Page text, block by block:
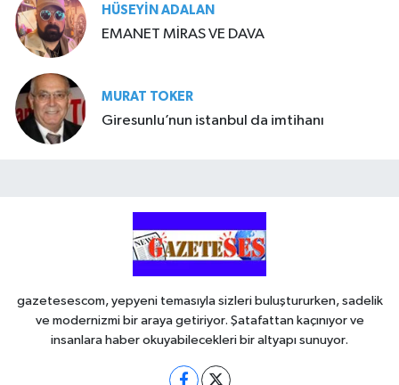
HÜSEYIN ADALAN
EMANET MİRAS VE DAVA
MURAT TOKER
Giresunlu’nun istanbul da imtihanı
gazetesescom, yepyeni temasıyla sizleri buluştururken, sadelik
ve modernizmi bir araya getiriyor. Şatafattan kaçınıyor ve
insanlara haber okuyabilecekleri bir altyapı sunuyor.